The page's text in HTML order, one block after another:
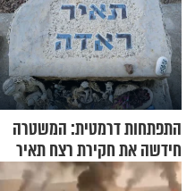
התפתחות דרמטית: המשטרה
חידשה את חקירת רצח תאיר
ראדה